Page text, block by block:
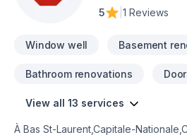
5
1 Reviews
Window well Basement
Bathroom renovations
View all 13 services
À Bas St-Laurent,Capitale-